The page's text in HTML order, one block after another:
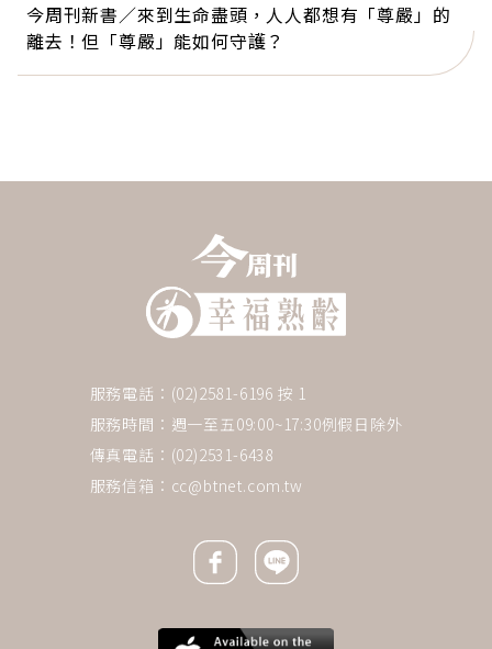
今周刊新書／來到生命盡頭，人人都想有「尊嚴」的
離去！但「尊嚴」能如何守護？
服務電話：(02)2581-6196 按 1
服務時間：週一至五09:00~17:30例假日除外
傳真電話：(02)2531-6438
服務信箱： cc@btnet.com.tw
Facebook icon
Line icon